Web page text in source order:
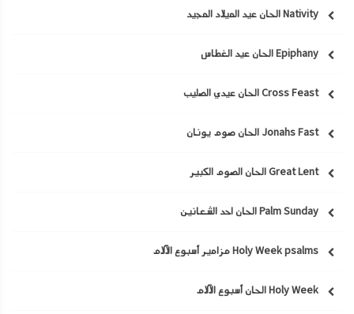
Nativity الحان عيد الميلاد المجيد
Epiphany الحان عيد الغطاس
Cross Feast الحان عيدي الصليب
Jonahs Fast الحان صوم يونان
Great Lent الحان الصوم الكبير
Palm Sunday الحان احد الشعانين
Holy Week psalms مزامير أسبوع الآلام
Holy Week الحان أسبوع الآلام